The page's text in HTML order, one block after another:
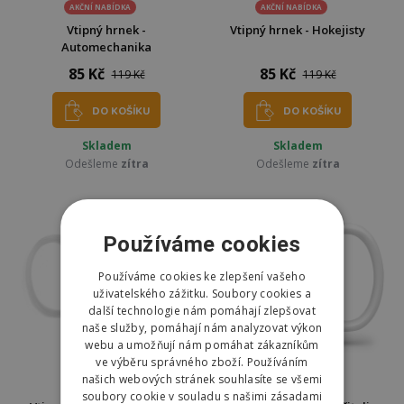
AKČNÍ NABÍDKA
Vtipný hrnek -
Automechanika
85 Kč 119 Kč
DO KOŠÍKU
Skladem
Odešleme zítra
AKČNÍ NABÍDKA
Vtipný hrnek - Hokejisty
85 Kč 119 Kč
DO KOŠÍKU
Skladem
Odešleme zítra
Používáme cookies
Používáme cookies ke zlepšení vašeho
uživatelského zážitku. Soubory cookies a
další technologie nám pomáhají zlepšovat
naše služby, pomáhají nám analyzovat výkon
webu a umožňují nám pomáhat zákazníkům
ve výběru správného zboží. Používáním
našich webových stránek souhlasíte se všemi
soubory cookie v souladu s našimi zásadami